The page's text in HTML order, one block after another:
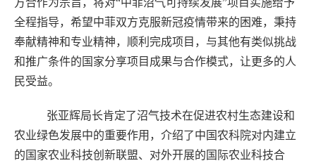
方合作为宗旨，将对“中菲沼气可持续发展”项目实施给予
全程指导，希望中菲双方克服新冠疫情带来的困难，秉持
奉献精神和专业精神，顺利完成项目，与其他有类似挑战
和推广条件的国家分享项目成果与合作模式，让更多的人
民受益。
张亚辉局长肯定了沼气技术在促进农村生态建设和
农业绿色发展中的重要作用，介绍了中国农科院对内建立
的国家农业科技创新联盟、对外开展的国际农业科技合